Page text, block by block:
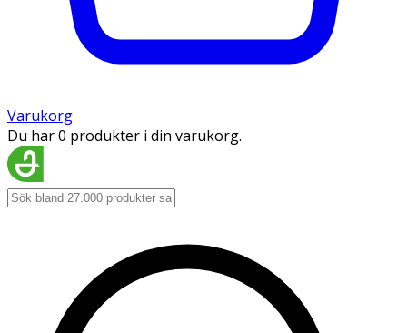
Varukorg
Du har 0 produkter i din varukorg.